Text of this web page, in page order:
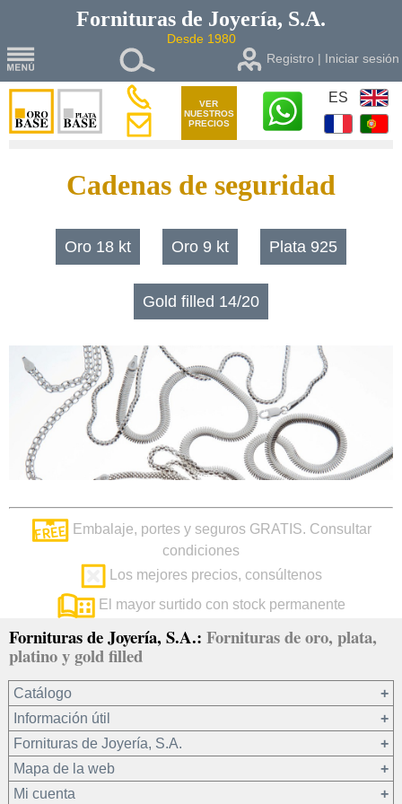
Fornituras de Joyería, S.A.
Desde 1980
Registro | Iniciar sesión
VER
NUESTROS
PRECIOS
ES
Cadenas de seguridad
Oro 18 kt Oro 9 kt Plata 925
Gold filled 14/20
Embalaje, portes y seguros GRATIS. Consultar
condiciones
Los mejores precios, consúltenos
El mayor surtido con stock permanente
Fornituras de Joyería, S.A.: Fornituras de oro, plata,
platino y gold filled
Catálogo
Oro 18 kt
Oro 9 kt
Platino 22.8 kt
Plata 925
Información útil
Fornituras de Joyería, S.A.
¿Quiénes somos?
Condiciones de venta
Mapa de la web
Mi cuenta